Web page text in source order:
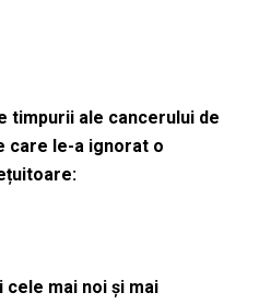
timpurii ale cancerului de
care le-a ignorat o
cele mai noi și mai